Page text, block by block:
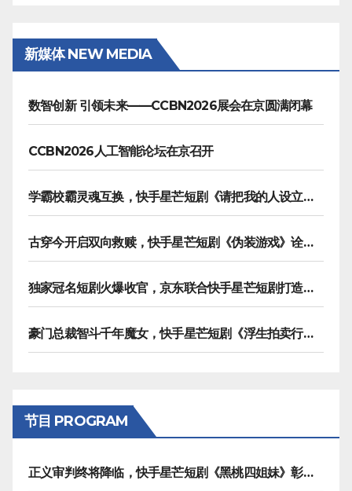
新媒体 NEW MEDIA
数智创新 引领未来——CCBN2026展会在京圆满闭幕
CCBN2026人工智能论坛在京召开
学霸校霸灵魂互换，快手星芒短剧《请把我的人设立住》笑泪齐飞
古穿今开启双向救赎，快手星芒短剧《伪装游戏》诠释热血青春友谊
独家冠名短剧火爆收官，京东联合快手星芒短剧打造双11营销范本
豪门总裁智斗千年魔女，快手星芒短剧《浮生拍卖行》奇幻元素拉满
节目 PROGRAM
正义审判终将降临，快手星芒短剧《黑桃四姐妹》彰显治愈内核